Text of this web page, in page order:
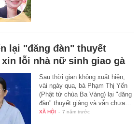
lại "đăng đàn" thuyết
lỗi nhà nữ sinh giao gà
Sau thời gian không xuất hiện,
vài ngày qua, bà Phạm Thị Yến
(Phật tử chùa Ba Vàng) lại "đăng
đàn" thuyết giảng và vẫn chưa…
XÃ HỘI - 7 năm trước